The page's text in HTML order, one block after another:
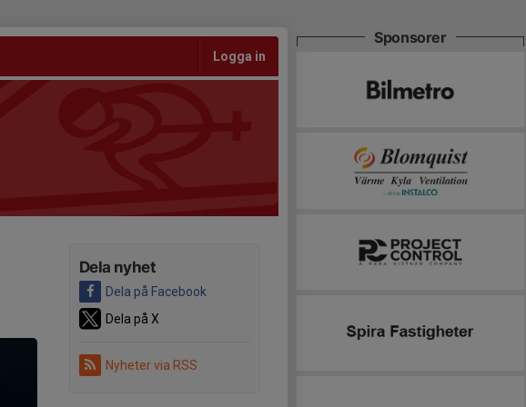
Logga in
Dela nyhet
Dela på Facebook
Dela på X
Nyheter via RSS
Sponsorer